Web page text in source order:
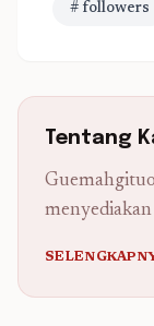
# followers
Tentang